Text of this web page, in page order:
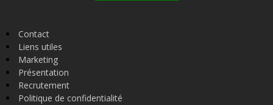
Contact
Liens utiles
Marketing
Présentation
Recrutement
Politique de confidentialité